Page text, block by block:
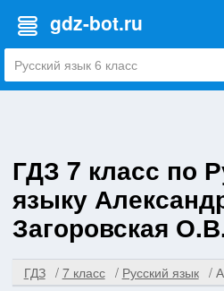
gdz-bot.ru
ГДЗ 7 класс по
языку
Загоровская
ГДЗ 7 класс Русский язык